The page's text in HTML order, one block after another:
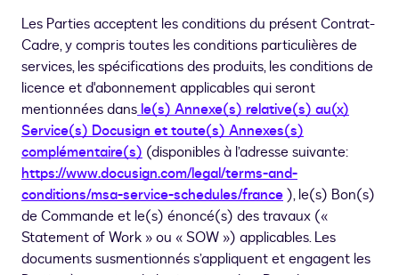
Les Parties acceptent les conditions du présent Contrat-
Cadre, y compris toutes les conditions particulières de
services, les spécifications des produits, les conditions de
licence et d'abonnement applicables qui seront
mentionnées dans le(s) Annexe(s) relative(s) au(x)
Service(s) Docusign et toute(s) Annexes(s)
complémentaire(s) (disponibles à l’adresse suivante:
https://www.docusign.com/legal/terms-and-
conditions/msa-service-schedules/france), le(s) Bon(s)
de Commande et le(s) énoncé(s) des travaux («
Statement of Work » ou « SOW ») applicables. Les
documents susmentionnés s’appliquent et engagent les